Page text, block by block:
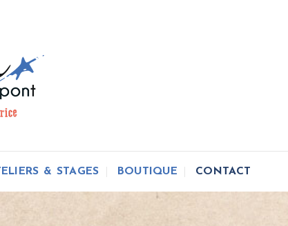
& STAGES BOUTIQUE CONTACT